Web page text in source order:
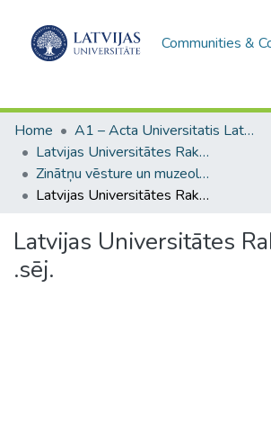
Communities &
Home
A1 – Acta Universitatis Latviensis / Universitātes raksti / Scientific papers
Latvijas Universitātes Raksti (1949– )
Zinātņu vēsture un muzeoloģija
Latvijas Universitātes Raksti; 763 .sēj.
Latvijas Universitātes
.sēj.